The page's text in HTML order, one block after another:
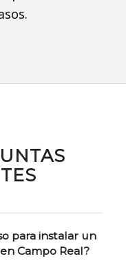
para instalar un
Campo Real?